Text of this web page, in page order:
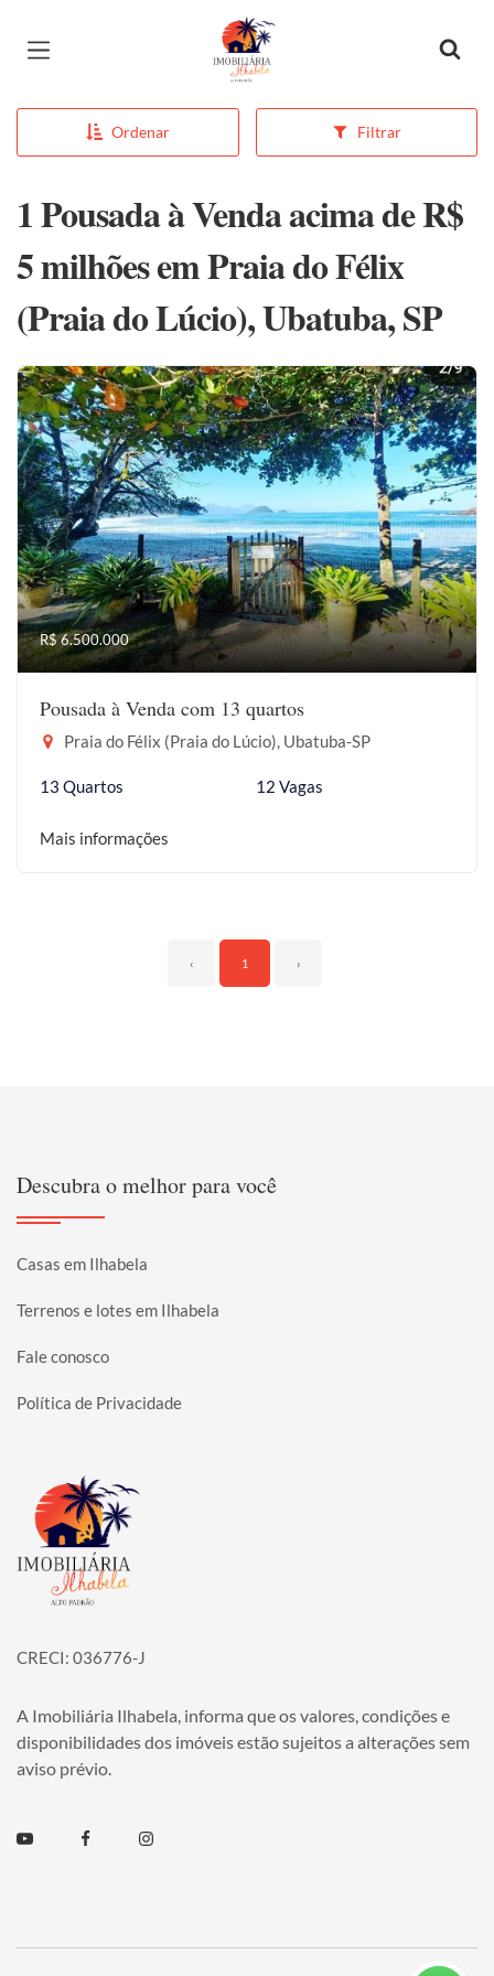
Página inicial
Ordenar Filtrar
1 Pousada à Venda acima de R$
5 milhões em Praia do Félix
(Praia do Lúcio), Ubatuba, SP
R$ 6.500.000
Pousada à Venda com 13 quartos
Praia do Félix (Praia do Lúcio), Ubatuba-SP
13 Quartos 12 Vagas
Mais informações
‹ 1 ›
Descubra o melhor para você
Casas em Ilhabela
Terrenos e lotes em Ilhabela
Fale conosco
Política de Privacidade
Página inicial
CRECI: 036776-J
A Imobiliária Ilhabela, informa que os valores, condições e
disponibilidades dos imóveis estão sujeitos a alterações sem
aviso prévio.
Youtube FacebookInstagram